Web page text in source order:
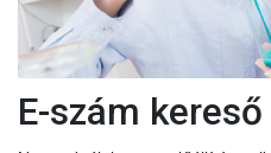
E-szám kereső